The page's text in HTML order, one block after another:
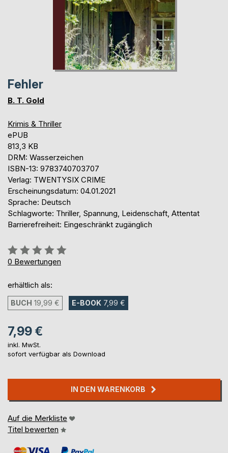
Fehler
B. T. Gold
Krimis & Thriller
ePUB
813,3 KB
DRM: Wasserzeichen
ISBN-13: 9783740703707
Verlag: TWENTYSIX CRIME
Erscheinungsdatum: 04.01.2021
Sprache: Deutsch
Schlagworte: Thriller, Spannung, Leidenschaft, Attentat
Barrierefreiheit: Eingeschränkt zugänglich
Bewertung::
0%
0 Bewertungen
erhältlich als:
BUCH 19,99 € E-BOOK 7,99 €
7,99 €
inkl. MwSt.
sofort verfügbar als Download
IN DEN WARENKORB
Auf die Merkliste
Titel bewerten